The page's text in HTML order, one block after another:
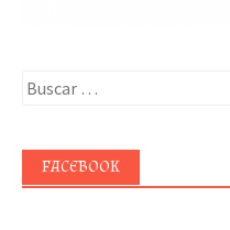
Buscar:
FACEBOOK